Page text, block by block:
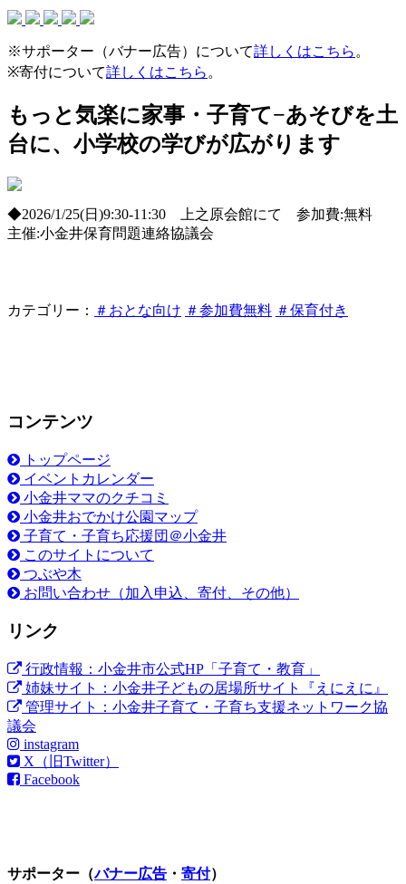
※サポーター（バナー広告）について詳しくはこちら 。
※寄付について詳しくはこちら 。
もっと気楽に家事・子育て−あそびを土
台に、小学校の学びが広がります
◆2026/1/25(日)9:30-11:30 上之原会館にて 参加費:無料
主催:小金井保育問題連絡協議会
カテゴリー： ＃おとな向け ＃参加費無料 ＃保育付き
コンテンツ
トップページ
イベントカレンダー
小金井ママのクチコミ
小金井おでかけ公園マップ
子育て・子育ち応援団＠小金井
このサイトについて
つぶや木
お問い合わせ（加入申込、寄付、その他）
リンク
行政情報：小金井市公式HP「子育て・教育」
姉妹サイト：小金井子どもの居場所サイト『えにえに』
管理サイト：小金井子育て・子育ち支援ネットワーク協
議会
instagram
X（旧Twitter）
Facebook
サポーター（バナー広告 ・ 寄付）